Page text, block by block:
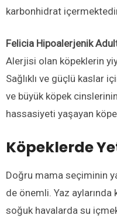
karbonhidrat
Felicia Hipoalerjenik
Alerjisi olan köpeklerin
Sağlıklı ve güçlü kaslar
ve büyük köpek
hassasiyeti yaşayan
Köpeklerde
Doğru mama seçiminin
de önemli. Yaz
soğuk havalarda su